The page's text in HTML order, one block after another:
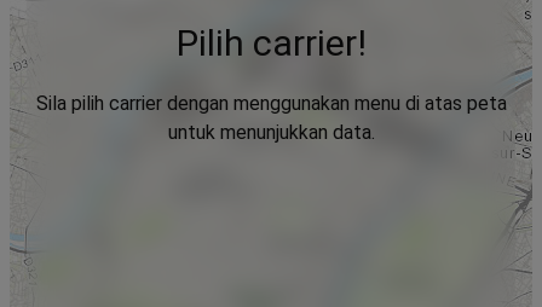
Pilih carrier!
Sila pilih carrier dengan menggunakan menu di atas peta
untuk menunjukkan data.